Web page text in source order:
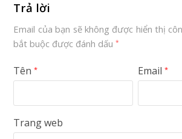
Trả lời
Email của bạn sẽ không được hiển thị
bắt buộc được đánh dấu*
Tên* Email*
Trang web